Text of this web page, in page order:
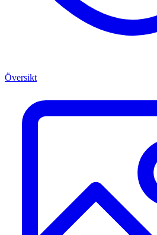
Översikt